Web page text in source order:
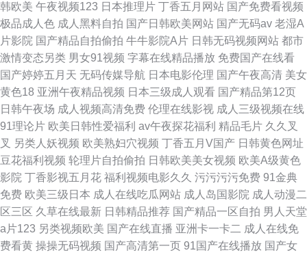
韩欧美 午夜视频123 日本推理片 丁香五月网站 国产免费看视频
极品成人色 成人黑料自拍 国产日韩欧美网站 国产无码av 老湿A
片影院 国产精品自拍偷拍 牛牛影院A片 日韩无码视频网站 都市
激情变态另类 男女91视频 字幕在线精品播放 免费国产在线看
国产婷婷五月天 无码传媒导航 日本电影伦理 国产午夜高清 美女
黄色18 亚洲午夜精品视频 日本三级成人观看 国产精品第12页
日韩午夜场 成人视频高清免费 伦理在线影视 成人三级视频在线
91理论片 欧美日韩性爱福利 av午夜探花福利 精品毛片 久久叉
叉 另类人妖视频 欧美熟妇穴视频 丁香五月V国产 日韩黄色网址
豆花福利视频 轮理片自拍偷拍 日韩欧美美女视频 欧美A级黄色
影院 丁香影视五月花 福利视频电影久久 污污污污免费 91金典
免费 欧美三级日本 成人在线吃瓜网站 成人岛国影院 成人动漫二
区三区 久草在线最新 日韩精品推荐 国产精品一区自拍 男人天堂
a片123 另类视频欧美 国产在线直播 亚洲卡一卡二 成人在线免
费看黄 操操无码视频 国产高清第一页 91国产在线播放 国产女